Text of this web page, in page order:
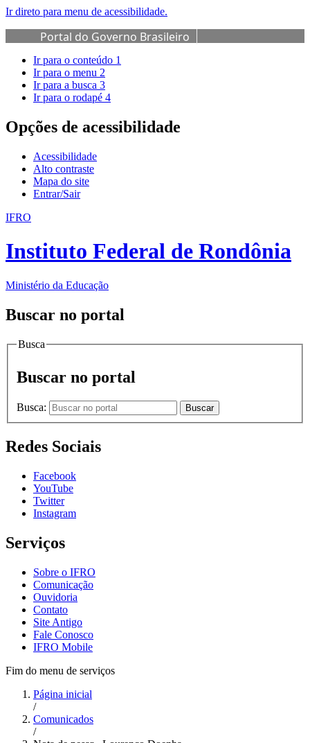
Ir direto para menu de acessibilidade.
Portal do Governo Brasileiro
Ir para o conteúdo 1
Ir para o menu 2
Ir para a busca 3
Ir para o rodapé 4
Opções de acessibilidade
Acessibilidade
Alto contraste
Mapa do site
Entrar/Sair
IFRO
Instituto Federal de Rondônia
Ministério da Educação
Buscar no portal
Busca
Buscar no portal
Busca: Buscar
Redes Sociais
Facebook
YouTube
Twitter
Instagram
Serviços
Sobre o IFRO
Comunicação
Ouvidoria
Contato
Site Antigo
Fale Conosco
IFRO Mobile
Fim do menu de serviços
Página inicial
/
Comunicados
/